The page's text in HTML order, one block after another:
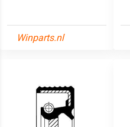
Winparts.nl